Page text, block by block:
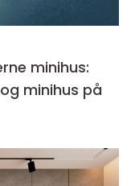
minihus:
minihus på